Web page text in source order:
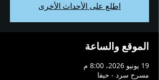
اطلع على الأحداث الأخرى
الموقع والساعة
19 يونيو 2026، 8:00 م
مسرح سرد - حيفا